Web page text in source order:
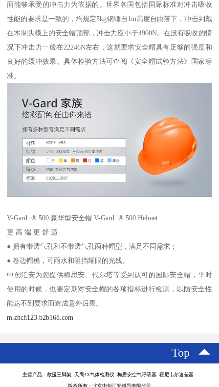
面能够承受的冲击力为依据的。世界各国包括国际标准对冲击吸收
性能的要求是一致的，均规定5kg钢锤自1m高度自由落下，冲击到戴
在木制头模上的安全帽顶部，冲击力应小于4900N。在没有吸收的情
况下冲击力一般在22246N左右，这就要求安全帽具有足够的强度和
良好的缓冲效果。具体检验方法可查阅《安全帽试验方法》国家标
准。
V-Gard ® 500 豪华型安全帽 V-Gard ® 500 Helmet
更 高 端 更 舒 适
● 拥有带透气孔和不带透气孔两种帽型，满足不同需求；
● 卷边帽檐，可雨水和阻挡耀眼的光线。
中创汇安为您提供梅思安、代尔塔等受到认可的国际安全帽，平时
使用的时候，也要定期对安全帽的各项指标进行检测，以防安全性
能达不到要求而造成意外后果。
m.zhch123.b2b168.com
Top
主营产品：救援三脚架 天鹰4X气体检测仪 梅思安空气呼吸器 霍尼韦尔速差器
版权所有：北京中创汇安科贸有限公司